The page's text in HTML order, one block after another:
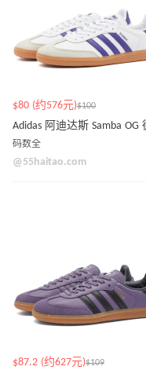
$80 (约576元)$100
码数全
@55haitao.com
$87.2 (约627元)$109